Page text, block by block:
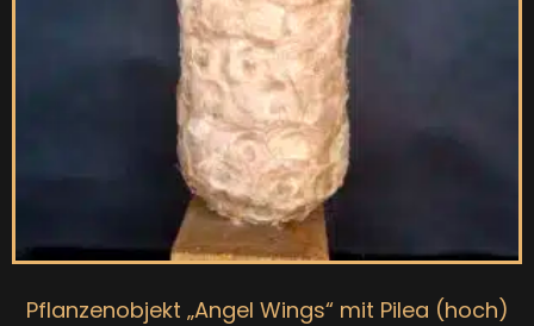
Pflanzenobjekt „Angel Wings“ mit Pilea (hoch)